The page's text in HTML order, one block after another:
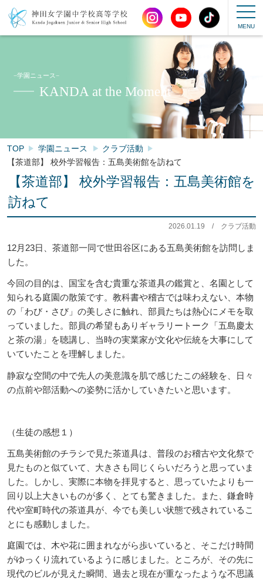
−学園ニュース−
KANDA at the Moment
TOP 学園ニュース
クラブ活動
【茶道部】 校外学習報告：五島美術館を訪ねて
【茶道部】 校外学習報告：五島美術館を
訪ねて
2026.01.19 / クラブ活動
12月23日、茶道部一同で世田谷区にある五島美術館を訪問しま
した。
今回の目的は、国宝を含む貴重な茶道具の鑑賞と、名園として
知られる庭園の散策です。教科書や稽古では味わえない、本物
の「わび・さび」の美しさに触れ、部員たちは熱心にメモを取
っていました。部員の希望もありギャラリートーク「五島慶太
と茶の湯」を聴講し、当時の実業家が文化や伝統を大事にして
いていたことを理解しました。
静寂な空間の中で先人の美意識を肌で感じたこの経験を、日々
の点前や部活動への姿勢に活かしていきたいと思います。
（生徒の感想１）
五島美術館のチラシで見た茶道具は、普段のお稽古や文化祭で
見たものと似ていて、大きさも同じくらいだろうと思っていま
した。しかし、実際に本物を拝見すると、思っていたよりも一
回り以上大きいものが多く、とても驚きました。また、鎌倉時
代や室町時代の茶道具が、今でも美しい状態で残されているこ
とにも感動しました。
庭園では、木や花に囲まれながら歩いていると、そこだけ時間
がゆっくり流れているように感じました。ところが、その先に
現代のビルが見えた瞬間、過去と現在が重なったような不思議